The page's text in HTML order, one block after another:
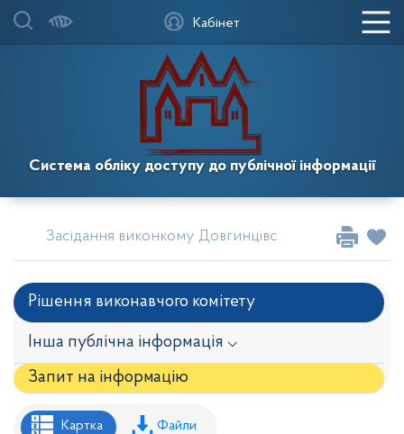
Система обліку доступу до публічної інформації
Кабінет
Засідання виконкому Довгинцівської районної в
Рішення виконавчого комітету
Інша публічна інформація ⌵
Запит на iнформацію
Рішення районної ради
Картка Файли